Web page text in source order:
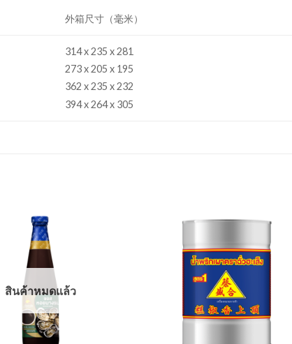
外箱尺寸（毫米）
314 x 235 x 281
273 x 205 x 195
362 x 235 x 232
394 x 264 x 305
สินค้าหมดแล้ว